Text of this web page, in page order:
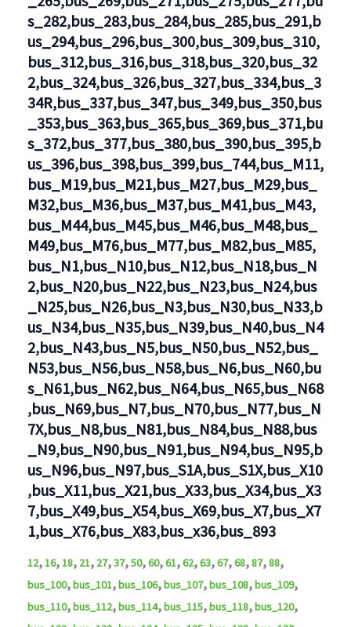
s_282,bus_283,bus_284,bus_285,bus_291,b
us_294,bus_296,bus_300,bus_309,bus_310,
bus_312,bus_316,bus_318,bus_320,bus_32
2,bus_324,bus_326,bus_327,bus_334,bus_3
34R,bus_337,bus_347,bus_349,bus_350,bus
_353,bus_363,bus_365,bus_369,bus_371,bu
s_372,bus_377,bus_380,bus_390,bus_395,b
us_396,bus_398,bus_399,bus_744,bus_M11,
bus_M19,bus_M21,bus_M27,bus_M29,bus_
M32,bus_M36,bus_M37,bus_M41,bus_M43,
bus_M44,bus_M45,bus_M46,bus_M48,bus_
M49,bus_M76,bus_M77,bus_M82,bus_M85,
bus_N1,bus_N10,bus_N12,bus_N18,bus_N
2,bus_N20,bus_N22,bus_N23,bus_N24,bus
_N25,bus_N26,bus_N3,bus_N30,bus_N33,b
us_N34,bus_N35,bus_N39,bus_N40,bus_N4
2,bus_N43,bus_N5,bus_N50,bus_N52,bus_
N53,bus_N56,bus_N58,bus_N6,bus_N60,bu
s_N61,bus_N62,bus_N64,bus_N65,bus_N68
,bus_N69,bus_N7,bus_N70,bus_N77,bus_N
7X,bus_N8,bus_N81,bus_N84,bus_N88,bus
_N9,bus_N90,bus_N91,bus_N94,bus_N95,b
us_N96,bus_N97,bus_S1A,bus_S1X,bus_X10
,bus_X11,bus_X21,bus_X33,bus_X34,bus_X3
7,bus_X49,bus_X54,bus_X69,bus_X7,bus_X7
1,bus_X76,bus_X83,bus_x36,bus_893
12,16,18, 21, 27,37,50,60,61,62,63,67,68,87,88,
bus_100,bus_101,bus_106,bus_107,bus_108,bus_109,
bus_110,bus_112,bus_114,bus_115,bus_118,bus_120,